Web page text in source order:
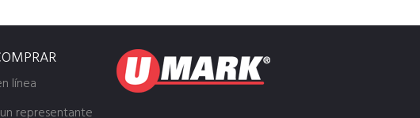
línea
representante